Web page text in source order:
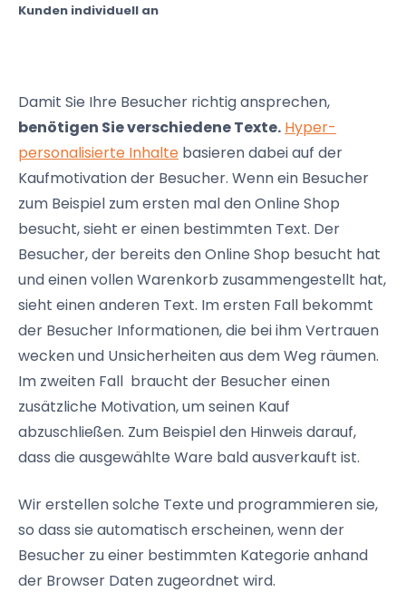
Kunden individuell an
Damit Sie Ihre Besucher richtig ansprechen,
benötigen Sie verschiedene Texte. Hyper-
personalisierte Inhalte basieren dabei auf der
Kaufmotivation der Besucher. Wenn ein Besucher
zum Beispiel zum ersten mal den Online Shop
besucht, sieht er einen bestimmten Text. Der
Besucher, der bereits den Online Shop besucht hat
und einen vollen Warenkorb zusammengestellt hat,
sieht einen anderen Text. Im ersten Fall bekommt
der Besucher Informationen, die bei ihm Vertrauen
wecken und Unsicherheiten aus dem Weg räumen.
Im zweiten Fall braucht der Besucher einen
zusätzliche Motivation, um seinen Kauf
abzuschließen. Zum Beispiel den Hinweis darauf,
dass die ausgewählte Ware bald ausverkauft ist.
Wir erstellen solche Texte und programmieren sie,
so dass sie automatisch erscheinen, wenn der
Besucher zu einer bestimmten Kategorie anhand
der Browser Daten zugeordnet wird.